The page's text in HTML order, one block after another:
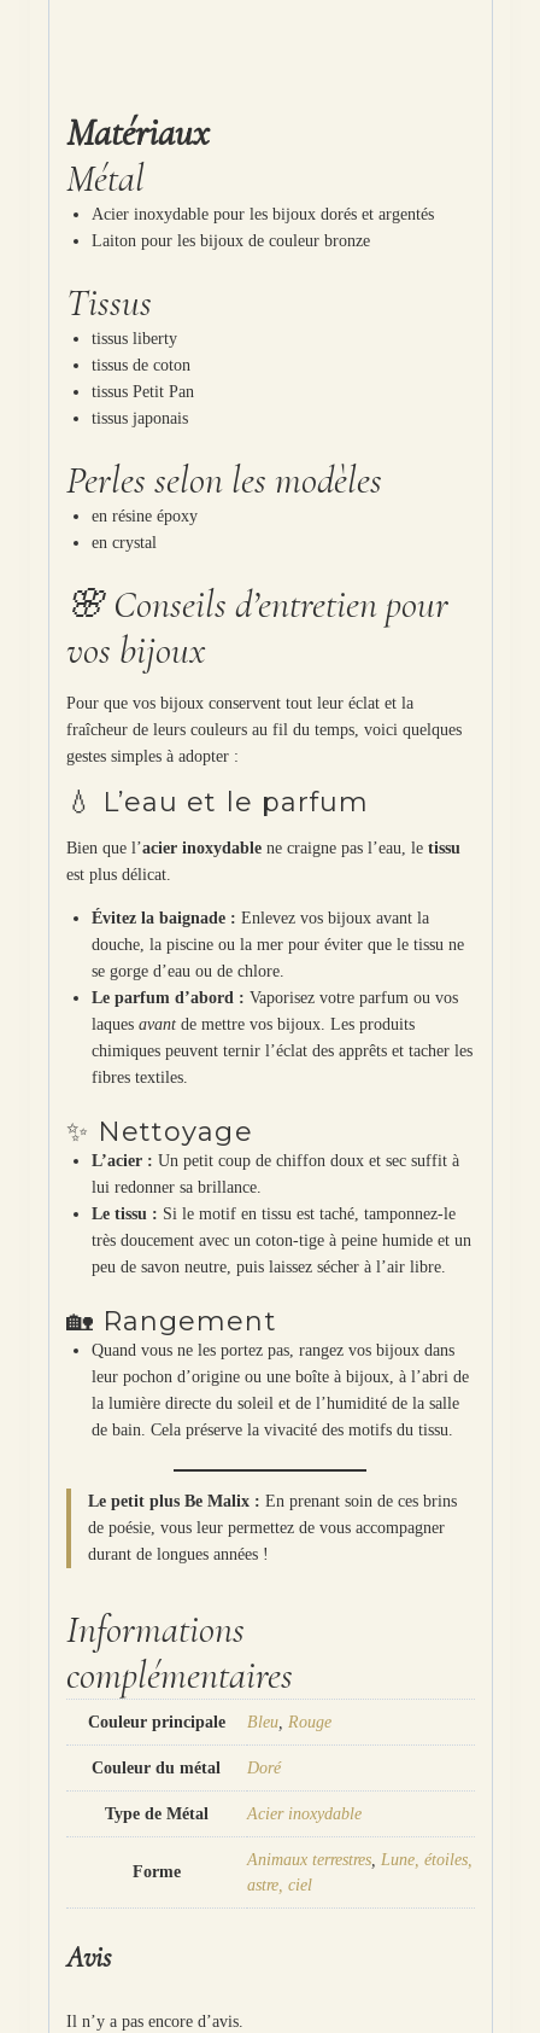
Matériaux
Métal
Acier inoxydable pour les bijoux dorés et argentés
Laiton pour les bijoux de couleur bronze
Tissus
tissus liberty
tissus de coton
tissus Petit Pan
tissus japonais
Perles selon les modèles
en résine époxy
en crystal
🌸 Conseils d’entretien pour
vos bijoux
Pour que vos bijoux conservent tout leur éclat et la
fraîcheur de leurs couleurs au fil du temps, voici quelques
gestes simples à adopter :
💧 L’eau et le parfum
Bien que l’acier inoxydablene craigne pas l’eau, le tissu
est plus délicat.
Évitez la baignade : Enlevez vos bijoux avant la
douche, la piscine ou la mer pour éviter que le tissu ne
se gorge d’eau ou de chlore.
Le parfum d’abord : Vaporisez votre parfum ou vos
laques avantde mettre vos bijoux. Les produits
chimiques peuvent ternir l’éclat des apprêts et tacher les
fibres textiles.
✨ Nettoyage
L’acier : Un petit coup de chiffon doux et sec suffit à
lui redonner sa brillance.
Le tissu : Si le motif en tissu est taché, tamponnez-le
très doucement avec un coton-tige à peine humide et un
peu de savon neutre, puis laissez sécher à l’air libre.
🏡 Rangement
Quand vous ne les portez pas, rangez vos bijoux dans
leur pochon d’origine ou une boîte à bijoux, à l’abri de
la lumière directe du soleil et de l’humidité de la salle
de bain. Cela préserve la vivacité des motifs du tissu.
Le petit plus Be Malix : En prenant soin de ces brins
de poésie, vous leur permettez de vous accompagner
durant de longues années !
Informations
complémentaires
Couleur principale Bleu, Rouge
Couleur du métal Doré
Type de Métal Acier inoxydable
Forme
Animaux terrestres, Lune, étoiles,
astre, ciel
Avis
Il n’y a pas encore d’avis.